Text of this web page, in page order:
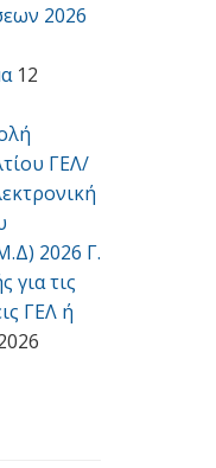
2026
12
ΓΕΛ/
2026 Γ.
για τις
ΓΕΛ ή